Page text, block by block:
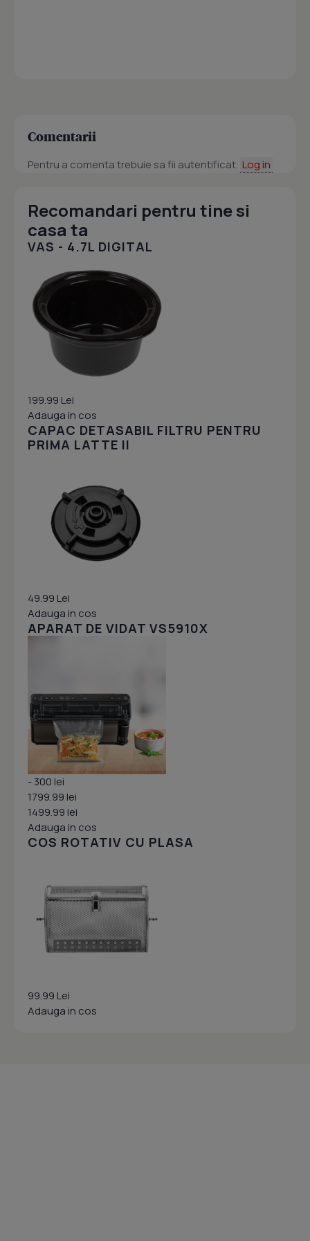
Comentarii
Pentru a comenta trebuie sa fii autentificat. Log in
Recomandari pentru tine si
casa ta
VAS - 4.7L DIGITAL
199.99 Lei
Adauga in cos
CAPAC DETASABIL FILTRU PENTRU
PRIMA LATTE II
49.99 Lei
Adauga in cos
APARAT DE VIDAT VS5910X
- 300 lei
1799.99 lei
1499.99 lei
Adauga in cos
COS ROTATIV CU PLASA
99.99 Lei
Adauga in cos